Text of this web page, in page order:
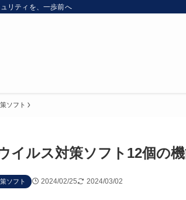
リティを、一歩前へ
ソフト
イルス対策ソフト12個の
ソフト 2024/02/25 2024/03/02